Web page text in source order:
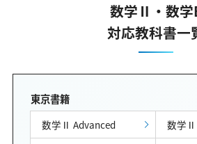
数学Ⅱ・数学
対応教科書一
東京書籍
数学Ⅱ Advanced
数学Ⅱ